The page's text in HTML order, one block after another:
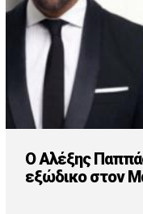
Ο Αλέξης
εξώδικο στον